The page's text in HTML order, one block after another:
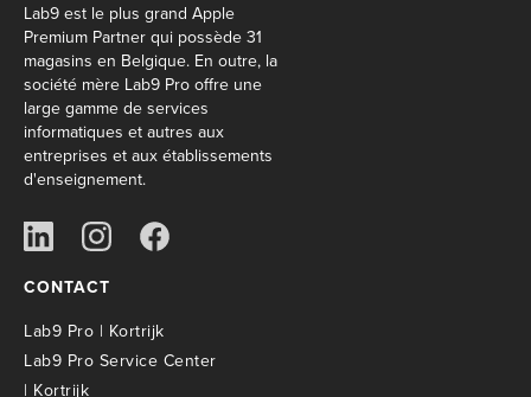
Lab9 est le plus grand Apple
Premium Partner qui possède 31
magasins en Belgique. En outre, la
société mère Lab9 Pro offre une
large gamme de services
informatiques et autres aux
entreprises et aux établissements
d'enseignement.
CONTACT
Lab9 Pro | Kortrijk
Lab9 Pro Service Center
| Kortrijk